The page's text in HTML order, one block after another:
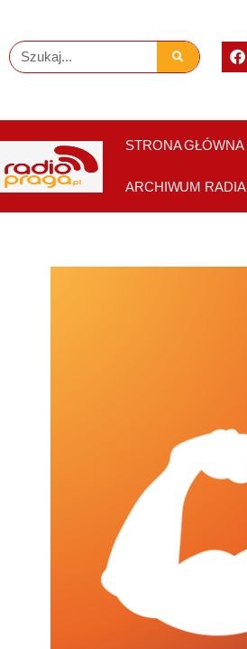
content
Szukaj
F
a
c
o
o
k
STRONA GŁÓWNA
ARCHIWUM RADIA